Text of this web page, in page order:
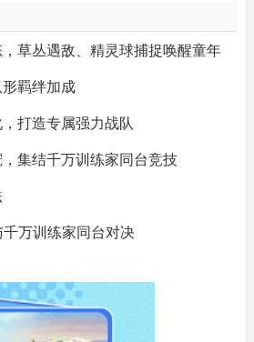
草丛遇敌、精灵球捕捉唤醒童年
羁绊加成
打造专属强力战队
集结千万训练家同台竞技
万训练家同台对决